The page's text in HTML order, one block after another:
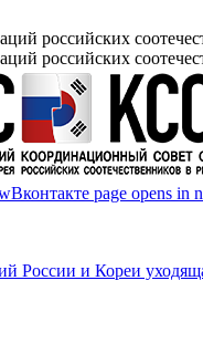
российских
российских
Вконтакте page opens in
России и Кореи